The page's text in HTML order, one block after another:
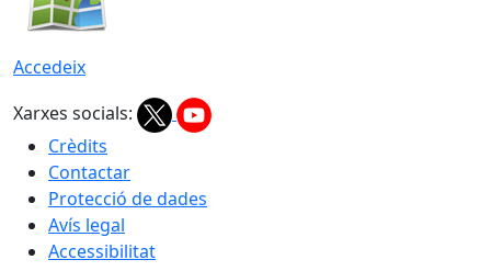
Accedeix
Xarxes socials:
Crèdits
Contactar
Protecció de dades
Avís legal
Accessibilitat